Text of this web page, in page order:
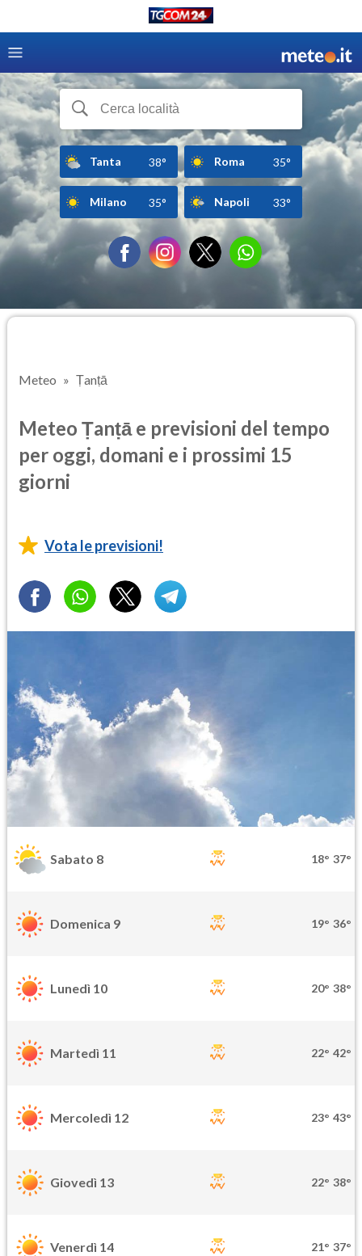
Tanta 38° Roma 35°
Milano 35° Napoli 33°
Meteo Ṭanṭā
Meteo Ṭanṭā e previsioni del tempo
per oggi, domani e i prossimi 15
giorni
Vota le previsioni!
Sabato 8 18° 37°
Domenica 9 19° 36°
Lunedì 10 20° 38°
Martedì 11 22° 42°
Mercoledì 12 23° 43°
Giovedì 13 22° 38°
Venerdì 14 21° 37°